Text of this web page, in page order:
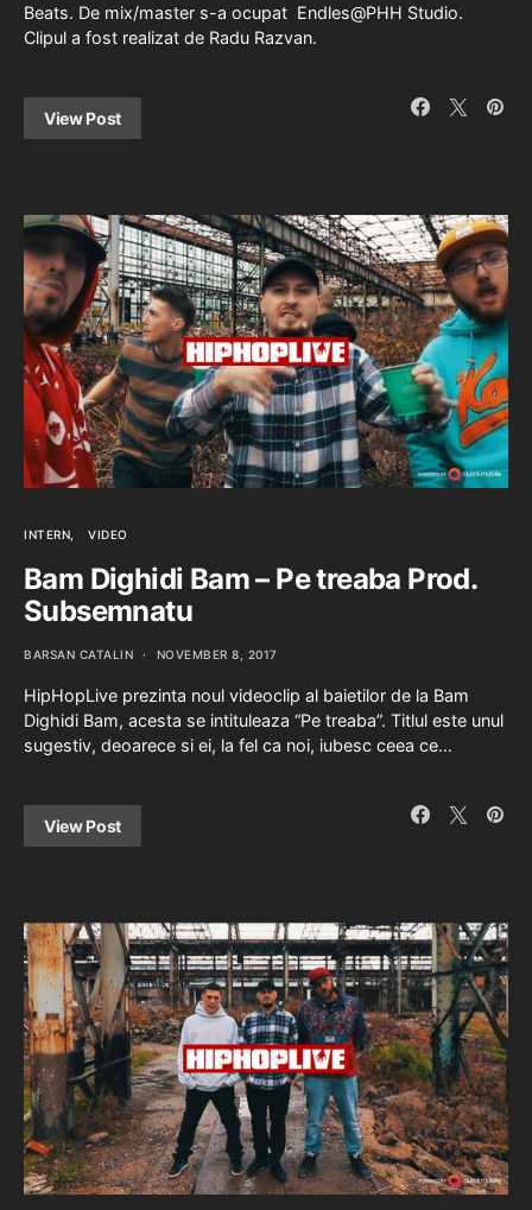
Beats. De mix/master s-a ocupat Endles@PHH Studio.
Clipul a fost realizat de Radu Razvan.
View Post
INTERN VIDEO
Bam Dighidi Bam – Pe treaba Prod.
Subsemnatu
BARSAN CATALIN NOVEMBER 8, 2017
HipHopLive prezinta noul videoclip al baietilor de la Bam
Dighidi Bam, acesta se intituleaza “Pe treaba”. Titlul este unul
sugestiv, deoarece si ei, la fel ca noi, iubesc ceea ce…
View Post